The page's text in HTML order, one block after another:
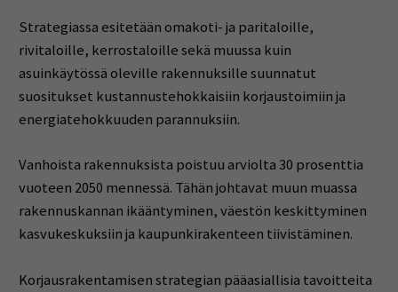
Strategiassa esitetään omakoti- ja paritaloille,
rivitaloille, kerrostaloille sekä muussa kuin
asuinkäytössä oleville rakennuksille suunnatut
suositukset kustannustehokkaisiin korjaustoimiin ja
energiatehokkuuden parannuksiin.
Vanhoista rakennuksista poistuu arviolta 30 prosenttia
vuoteen 2050 mennessä. Tähän johtavat muun muassa
rakennuskannan ikääntyminen, väestön keskittyminen
kasvukeskuksiin ja kaupunkirakenteen tiivistäminen.
Korjausrakentamisen strategian pääasiallisia tavoitteita